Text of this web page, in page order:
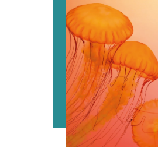
Appuyez sur